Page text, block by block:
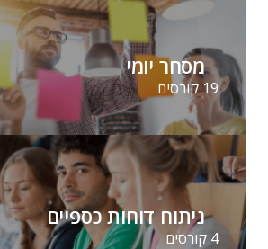
מסחר יומי
19 קורסים
ניתוח דוחות כספיים
4 קורסים